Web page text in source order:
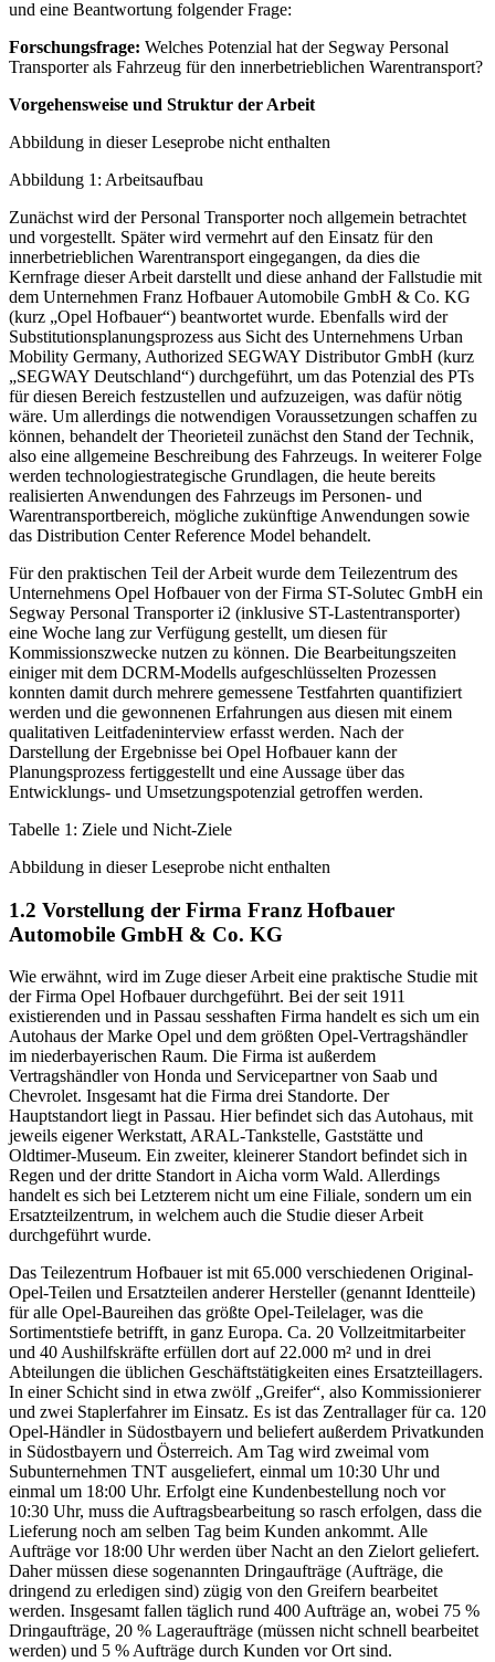
Segway Personal Transporter gezeigt haben. Zu diesem Zweck
und eine Beantwortung folgender Frage:
Transporter als Fahrzeug für den innerbetrieblichen Warentransport?
Vorgehensweise und Struktur der Arbeit
Abbildung in dieser Leseprobe nicht enthalten
Abbildung 1: Arbeitsaufbau
Zunächst wird der Personal Transporter noch allgemein betrachtet
und vorgestellt. Später wird vermehrt auf den Einsatz für den
innerbetrieblichen Warentransport eingegangen, da dies die
Kernfrage dieser Arbeit darstellt und diese anhand der Fallstudie mit
dem Unternehmen Franz Hofbauer Automobile GmbH & Co. KG
(kurz „Opel Hofbauer“) beantwortet wurde. Ebenfalls wird der
Substitutionsplanungsprozess aus Sicht des Unternehmens Urban
Mobility Germany, Authorized SEGWAY Distributor GmbH (kurz
„SEGWAY Deutschland“) durchgeführt, um das Potenzial des PTs
für diesen Bereich festzustellen und aufzuzeigen, was dafür nötig
wäre. Um allerdings die notwendigen Voraussetzungen schaffen zu
können, behandelt der Theorieteil zunächst den Stand der Technik,
also eine allgemeine Beschreibung des Fahrzeugs. In weiterer Folge
werden technologiestrategische Grundlagen, die heute bereits
realisierten Anwendungen des Fahrzeugs im Personen- und
das Distribution Center Reference Model behandelt.
Für den praktischen Teil der Arbeit wurde dem Teilezentrum des
Unternehmens Opel Hofbauer von der Firma ST-Solutec GmbH ein
Segway Personal Transporter i2 (inklusive ST-Lastentransporter)
eine Woche lang zur Verfügung gestellt, um diesen für
Kommissionszwecke nutzen zu können. Die Bearbeitungszeiten
einiger mit dem DCRM-Modells aufgeschlüsselten Prozessen
konnten damit durch mehrere gemessene Testfahrten quantifiziert
werden und die gewonnenen Erfahrungen aus diesen mit einem
qualitativen Leitfadeninterview erfasst werden. Nach der
Darstellung der Ergebnisse bei Opel Hofbauer kann der
Entwicklungs- und Umsetzungspotenzial getroffen werden.
Tabelle 1: Ziele und Nicht-Ziele
Abbildung in dieser Leseprobe nicht enthalten
1.2 Vorstellung der Firma Franz Hofbauer
Automobile GmbH & Co. KG
Wie erwähnt, wird im Zuge dieser Arbeit eine praktische Studie mit
der Firma Opel Hofbauer durchgeführt. Bei der seit 1911
existierenden und in Passau sesshaften Firma handelt es sich um ein
Autohaus der Marke Opel und dem größten Opel-Vertragshändler
im niederbayerischen Raum. Die Firma ist außerdem
Vertragshändler von Honda und Servicepartner von Saab und
Chevrolet. Insgesamt hat die Firma drei Standorte. Der
Hauptstandort liegt in Passau. Hier befindet sich das Autohaus, mit
jeweils eigener Werkstatt, ARAL-Tankstelle, Gaststätte und
Oldtimer-Museum. Ein zweiter, kleinerer Standort befindet sich in
Regen und der dritte Standort in Aicha vorm Wald. Allerdings
handelt es sich bei Letzterem nicht um eine Filiale, sondern um ein
durchgeführt wurde.
Das Teilezentrum Hofbauer ist mit 65.000 verschiedenen Original-
Opel-Teilen und Ersatzteilen anderer Hersteller (genannt Identteile)
für alle Opel-Baureihen das größte Opel-Teilelager, was die
Sortimentstiefe betrifft, in ganz Europa. Ca. 20 Vollzeitmitarbeiter
und 40 Aushilfskräfte erfüllen dort auf 22.000 m² und in drei
Abteilungen die üblichen Geschäftstätigkeiten eines Ersatzteillagers.
In einer Schicht sind in etwa zwölf „Greifer“, also Kommissionierer
und zwei Staplerfahrer im Einsatz. Es ist das Zentrallager für ca. 120
Opel-Händler in Südostbayern und beliefert außerdem Privatkunden
in Südostbayern und Österreich. Am Tag wird zweimal vom
Subunternehmen TNT ausgeliefert, einmal um 10:30 Uhr und
einmal um 18:00 Uhr. Erfolgt eine Kundenbestellung noch vor
10:30 Uhr, muss die Auftragsbearbeitung so rasch erfolgen, dass die
Lieferung noch am selben Tag beim Kunden ankommt. Alle
Aufträge vor 18:00 Uhr werden über Nacht an den Zielort geliefert.
Daher müssen diese sogenannten Dringaufträge (Aufträge, die
dringend zu erledigen sind) zügig von den Greifern bearbeitet
werden. Insgesamt fallen täglich rund 400 Aufträge an, wobei 75 %